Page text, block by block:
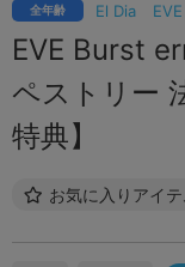
El Dia
全年齢
EVE Burst
ペストリー
特典】
お気に入りアイ